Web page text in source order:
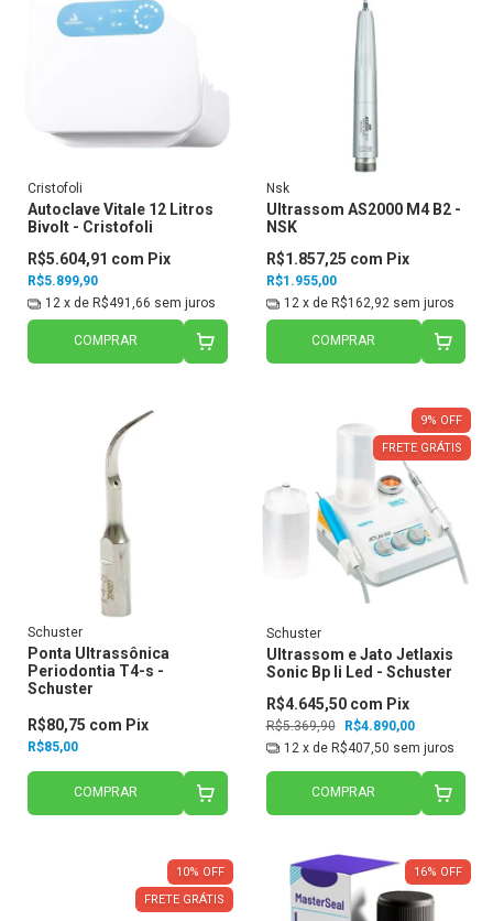
Cristofoli
Autoclave Vitale 12 Litros
Bivolt - Cristofoli
R$5.899,90
R$5.604,91 com Pix
12 x de R$491,66 sem juros
COMPRAR
Nsk
Ultrassom AS2000 M4 B2 -
NSK
R$1.955,00
R$1.857,25 com Pix
12 x de R$162,92 sem juros
COMPRAR
Schuster
Ponta Ultrassônica
Periodontia T4-s -
Schuster
R$85,00
R$80,75 com Pix
COMPRAR
9% OFF
FRETE GRÁTIS
Schuster
Ultrassom e Jato Jetlaxis
Sonic Bp Ii Led - Schuster
R$5.369,90 R$4.890,00
R$4.645,50 com Pix
12 x de R$407,50 sem juros
COMPRAR
10% OFF
FRETE GRÁTIS
16% OFF